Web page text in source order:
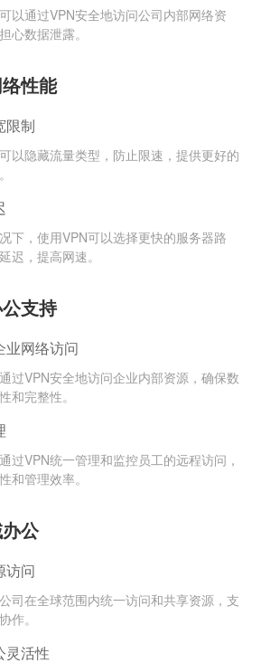
以通过VPN安全地访问公司内部网络资
心数据泄露。
性能
限制
以隐藏流量类型，防止限速，提供更好的
下，使用VPN可以选择更快的服务器路
迟，提高网速。
支持
业网络访问
过VPN安全地访问企业内部资源，确保数
和完整性。
过VPN统一管理和监控员工的远程访问，
和管理效率。
公
访问
司在全球范围内统一访问和共享资源，支
作。
灵活性